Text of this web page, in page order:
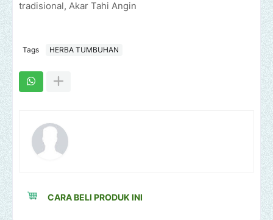
tradisional, Akar Tahi Angin
Tags HERBA TUMBUHAN
CARA BELI PRODUK INI